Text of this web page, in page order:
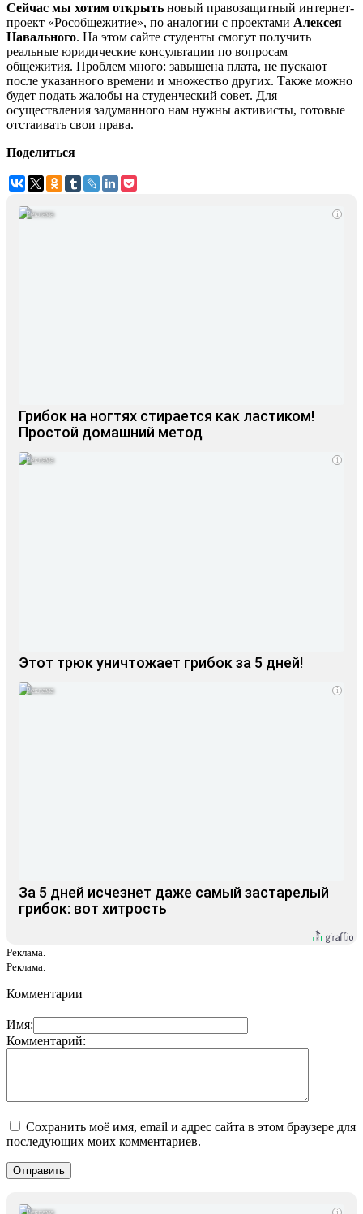
Сейчас мы хотим открыть новый правозащитный интернет-
проект «Рособщежитие», по аналогии с проектами Алексея
Навального. На этом сайте студенты смогут получить
реальные юридические консультации по вопросам
общежития. Проблем много: завышена плата, не пускают
после указанного времени и множество других. Также можно
будет подать жалобы на студенческий совет. Для
осуществления задуманного нам нужны активисты, готовые
отстаивать свои права.
Поделиться
i
Грибок на ногтях стирается как ластиком!
Простой домашний метод
i
Этот трюк уничтожает грибок за 5 дней!
i
За 5 дней исчезнет даже самый застарелый
грибок: вот хитрость
Реклама.
Реклама.
Комментарии
Имя:
Комментарий:
Сохранить моё имя, email и адрес сайта в этом браузере для
последующих моих комментариев.
i